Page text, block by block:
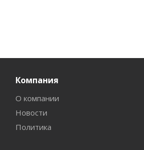
Компания
О компании
Новости
Политика